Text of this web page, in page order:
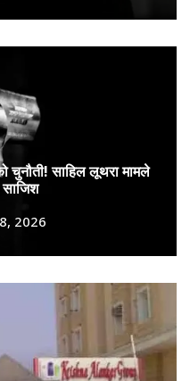
चुनौती! साहिल लूथरा मामले
साजिश
2026